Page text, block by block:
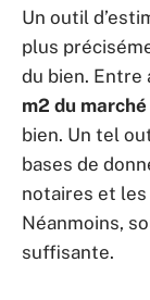
Un outil
plus
du bien. Entre
m2 du marché
bien. Un tel
bases de
notaires et les
Néanmoins,
suffisante.